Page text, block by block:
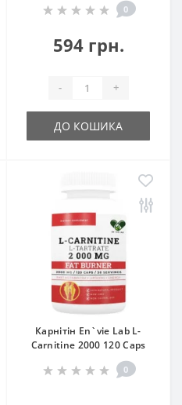
0
594 грн.
- +
ДО КОШИКА
Карнітін En`vie Lab L-
Carnitine 2000 120 Caps
0